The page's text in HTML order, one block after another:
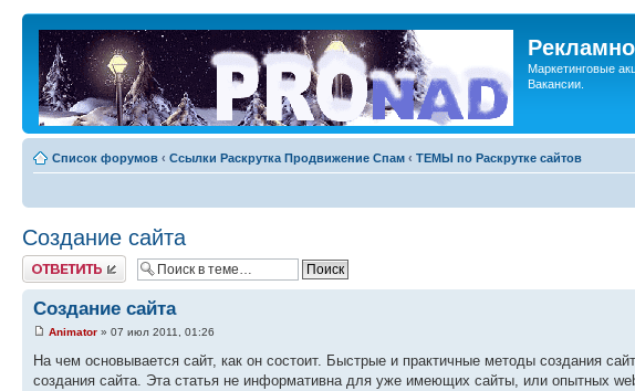
Маркетинговые
Вакансии.
Список форумов ‹ Ссылки Раскрутка Продвижение Спам ‹ ТЕМЫ по Раскрутке сайтов
Создание сайта
Ответить
Создание сайта
Animator » 07 июл 2011, 01:26
На чем основывается сайт, как он состоит. Быстрые и практичные методы создания
создания сайта. Эта статья не информативна для уже имеющих сайты, или опытных